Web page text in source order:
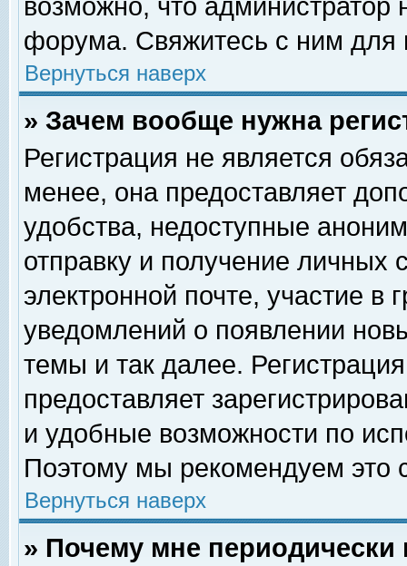
возможно, что
форума. Свяжитесь с ним для
Вернуться наверх
» Зачем вообще нужна
Регистрация не является
менее, она предоставляет
удобства, недоступные
отправку и получение личных
электронной почте, участие в
уведомлений о появлении
темы и так далее.
предоставляет
и удобные возможности по
Поэтому мы рекомендуем это
Вернуться наверх
» Почему мне